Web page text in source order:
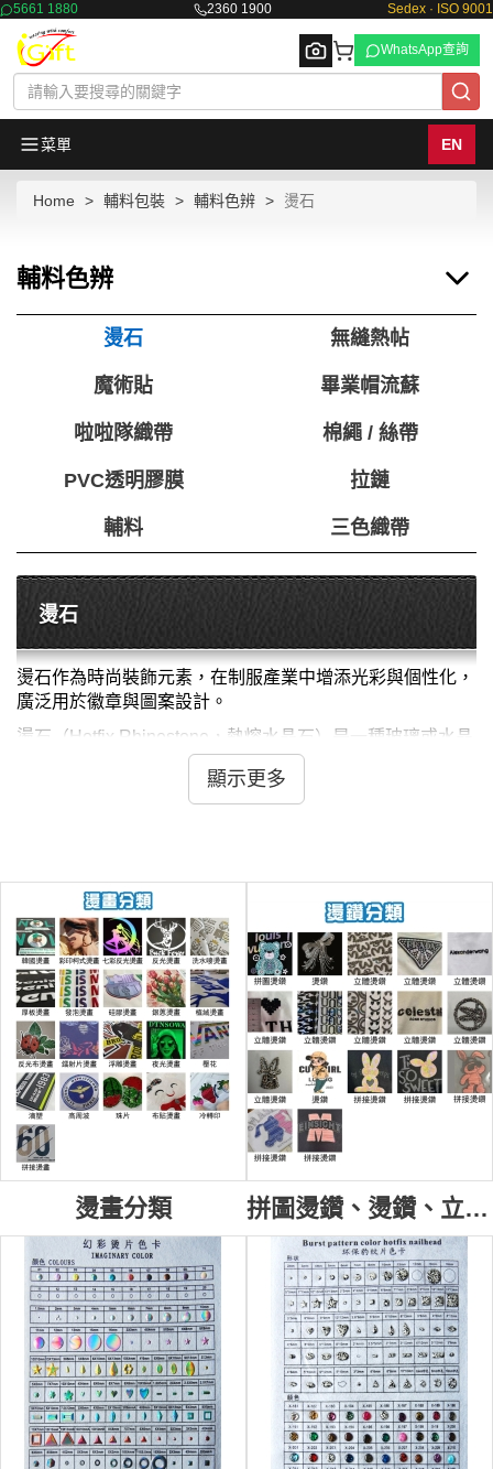
5661 1880 2360 1900 Sedex · ISO 9001
Browse
WhatsApp查詢
菜單 EN
Home 輔料包裝 輔料色辨 燙石
輔料色辨
燙石 無縫熱帖
魔術貼 畢業帽流蘇
啦啦隊織帶 棉繩 / 絲帶
PVC透明膠膜 拉鏈
輔料 三色織帶
燙石
燙石作為時尚裝飾元素，在制服產業中增添光彩與個性化，
廣泛用於徽章與圖案設計。
燙石（Hotfix Rhinestone，熱熔水晶石）是一種玻璃或水晶
製成的裝飾石，底部塗布熱熔膠，能透過熱壓機固定於織物
上，提供閃耀反射效果。組成包括水晶本體（鉛晶或無鉛玻
璃，折射率>1.5）、熱熔膠層（如EVA或聚氨酯）和保護
體）、底部塗膠（噴塗或浸漬熱熔膠）、烘乾固化、後處理
（如真空鍍膜提升亮度）。過程強調精準控制膠層厚度
（0.1-0.2mm），使用低溫熱熔技術，符合REACH法規，
確保無毒與高黏合性。燙石具優異亮度、耐刮擦、易應用
（熱壓溫度120-160°C，時間5-10秒）。優點包括提升視覺
吸引力、抗脫落、成本效益高。
應用廣泛：用於燙石裝飾制服如校服徽章、醫療標識或表演
服，幫助企業打造獨特形象。燙石需通過國際標準驗證，如
ASTM D3359黏合強度測試（>4B級，剝離無脫落）；ISO
6330耐洗滌性（50次清洗後黏合維持>90%）；AATCC 61
加速洗滌（>4級，無變色）。物理測試包括ISO 105色牢度
（>4級，防摩擦褪色）和ASTM F1868熱穩定性（>150°C
無熔化）。耐光性（AATCC 16）達>4級，40小時暴露無衰
減。這些報告由SGS或Bureau Veritas等第三方機構提供，
證明材料的安全與可靠性。選擇燙石，保障使用者持久光
彩。聯繫我們，探索更多燙石裝飾制服方案！
顯示更多
燙畫分類 拼圖燙鑽、燙鑽、立體燙鑽、燙鑽、拼接燙鑽